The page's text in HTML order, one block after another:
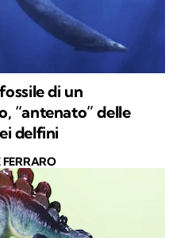
di un
“antenato” delle
delfini
FERRARO